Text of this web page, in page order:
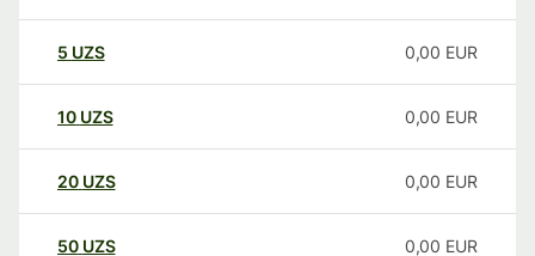
5 UZS 0,00 EUR
10 UZS 0,00 EUR
20 UZS 0,00 EUR
50 UZS 0,00 EUR